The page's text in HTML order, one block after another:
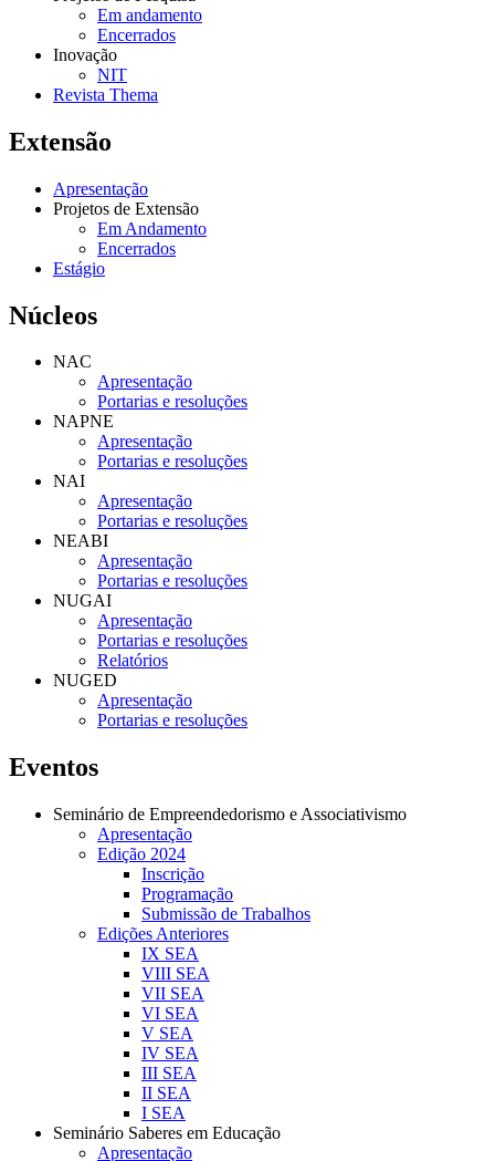
Em andamento
Encerrados
Inovação
NIT
Revista Thema
Extensão
Apresentação
Projetos de Extensão
Em Andamento
Encerrados
Estágio
Núcleos
NAC
Apresentação
Portarias e resoluções
NAPNE
Apresentação
Portarias e resoluções
NAI
Apresentação
Portarias e resoluções
NEABI
Apresentação
Portarias e resoluções
NUGAI
Apresentação
Portarias e resoluções
Relatórios
NUGED
Apresentação
Portarias e resoluções
Eventos
Seminário de Empreendedorismo e Associativismo
Apresentação
Edição 2024
Inscrição
Programação
Submissão de Trabalhos
Edições Anteriores
IX SEA
VIII SEA
VII SEA
VI SEA
V SEA
IV SEA
III SEA
II SEA
I SEA
Seminário Saberes em Educação
Apresentação